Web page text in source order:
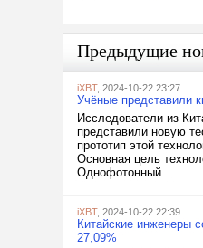
Предыдущие
iXBT, 2024-10-22 23:27
Учёные представили
Исследователи из
представили новую
прототип этой
Основная цель
Однофотонный...
iXBT, 2024-10-22 22:39
Китайские инженеры
27,09%